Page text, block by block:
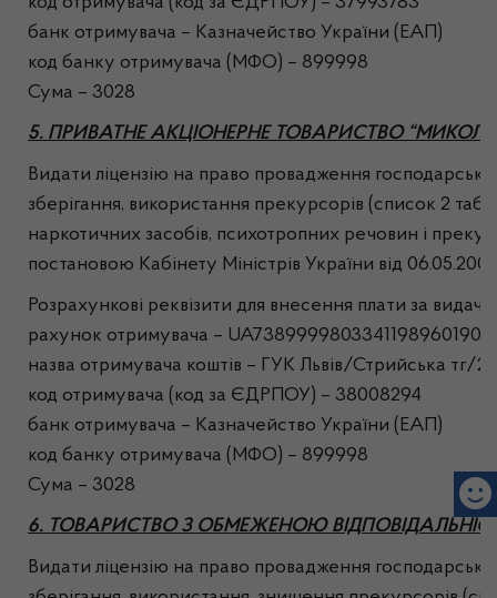
банк отримувача – Казначейство України (ЕАП)
код банку отримувача (МФО) – 899998
Сума – 3028
5. ПРИВАТНЕ АКЦІОНЕРНЕ ТОВАРИСТВО
Видати ліцензію на право провадження
зберігання, використання прекурсорів (список 2
наркотичних засобів, психотропних речовин і
постановою Кабінету Міністрів України від
Розрахункові реквізити для внесення плати за видачу
рахунок отримувача –
назва отримувача коштів – ГУК Львiв/Стрийська тг/
код отримувача (код за ЄДРПОУ) – 38008294
банк отримувача – Казначейство України (ЕАП)
код банку отримувача (МФО) – 899998
Сума – 3028
6. ТОВАРИСТВО З ОБМЕЖЕНОЮ
Видати ліцензію на право провадження